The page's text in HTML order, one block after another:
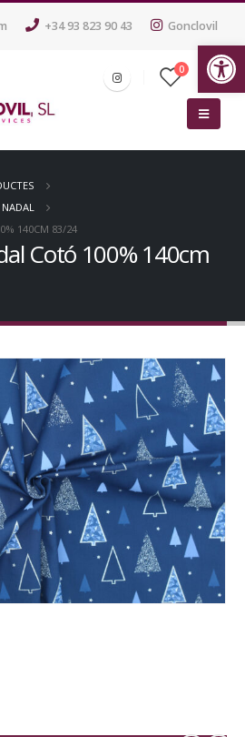
+34 93 823 90 43 Gonclovil
0
140CM 83/24
Cotó 100% 140cm